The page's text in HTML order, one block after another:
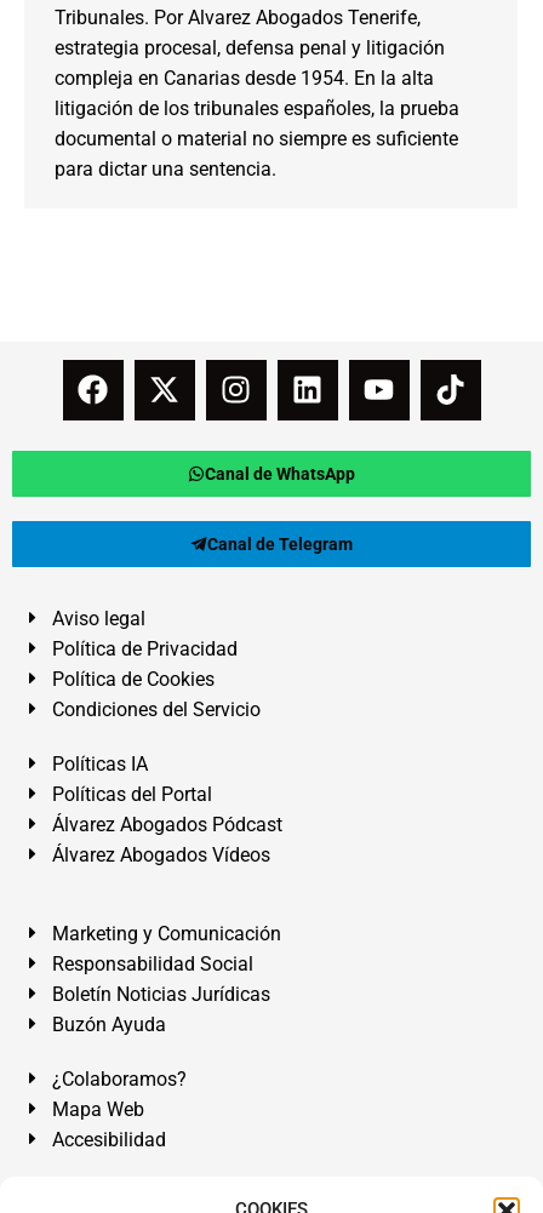
Tribunales. Por Alvarez Abogados Tenerife,
estrategia procesal, defensa penal y litigación
compleja en Canarias desde 1954. En la alta
litigación de los tribunales españoles, la prueba
documental o material no siempre es suficiente
para dictar una sentencia.
Canal de WhatsApp
Canal de Telegram
Aviso legal
Política de Privacidad
Política de Cookies
Condiciones del Servicio
Políticas IA
Políticas del Portal
Álvarez Abogados Pódcast
Álvarez Abogados Vídeos
Marketing y Comunicación
Responsabilidad Social
Boletín Noticias Jurídicas
Buzón Ayuda
¿Colaboramos?
Mapa Web
Accesibilidad
Álvarez Abogados Tenerife:Calle Teobaldo Power Nº 7,